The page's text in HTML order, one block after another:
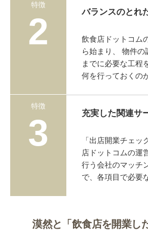
特徴
2 バランスのとれ
飲食店ドットコム
ら始まり、 物件
までに必要な工程
何を行っておくの
特徴
3 充実した関連サ
「出店開業チェ
店ドットコムの運
行う会社のマッチ
で、各項目で必要
漠然と「飲食店を開業し